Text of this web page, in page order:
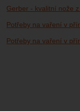
Gerber - kvalitní nože z
Potřeby na vaření v
Potřeby na vaření v